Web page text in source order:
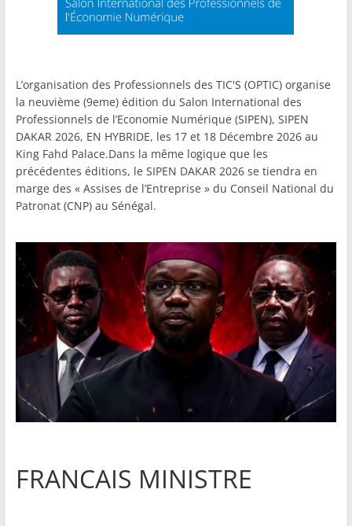
L’organisation des Professionnels des TIC'S (OPTIC) organise
la neuvième (9eme) édition du Salon International des
Professionnels de l’Economie Numérique (SIPEN), SIPEN
DAKAR 2026, EN HYBRIDE, les 17 et 18 Décembre 2026 au
King Fahd Palace.Dans la même logique que les
précédentes éditions, le SIPEN DAKAR 2026 se tiendra en
marge des « Assises de l’Entreprise » du Conseil National du
Patronat (CNP) au Sénégal.
FRANCAIS MINISTRE